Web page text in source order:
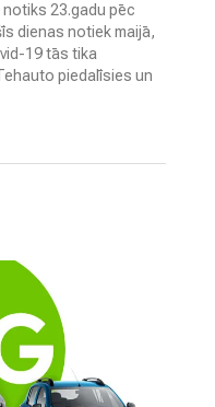
notiks 23.gadu pēc
dienas notiek maijā,
19 tās tika
piedalīsies un